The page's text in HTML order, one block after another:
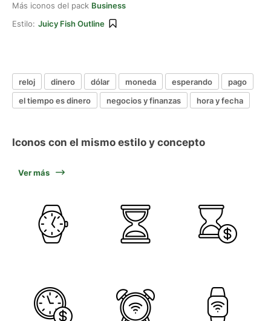
Más iconos del pack Business
Estilo: Juicy Fish Outline
reloj dinero dólar moneda esperando
pago
el tiempo es dinero
negocios y finanzas hora y fecha
Iconos con el mismo estilo y concepto
Ver más